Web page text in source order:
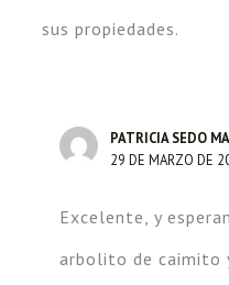
sus propiedades.
PATRICIA SEDO
29 DE MARZO DE
Excelente, y
arbolito de caimito